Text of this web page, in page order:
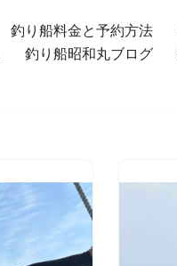
釣り船料金と予約方法
釣り船昭和丸ブログ